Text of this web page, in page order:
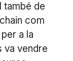
també de
com
a la
va vendre